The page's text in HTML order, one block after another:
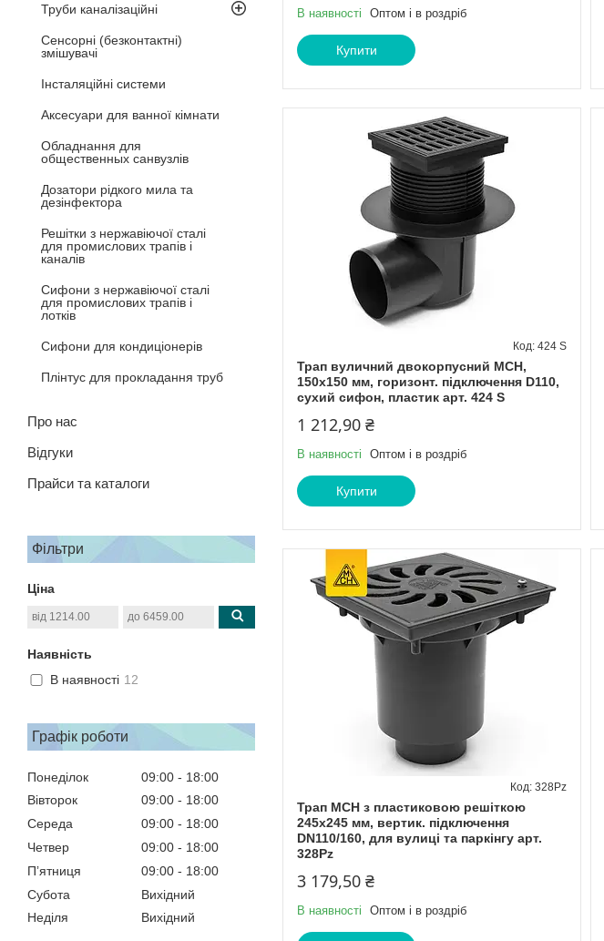
Труби каналізаційні
Сенсорні (безконтактні)
змішувачі
Інсталяційні системи
Аксесуари для ванної кімнати
Обладнання для
общественных санвузлів
Дозатори рідкого мила та
дезінфектора
Решітки з нержавіючої сталі
для промислових трапів і
каналів
Сифони з нержавіючої сталі
для промислових трапів і
лотків
Сифони для кондиціонерів
Плінтус для прокладання труб
Про нас
Відгуки
Прайси та каталоги
Фільтри
Ціна
Наявність
В наявності 12
Графік роботи
Понеділок 09:00
18:00
Вівторок
09:00
18:00
Середа
09:00
18:00
Четвер
09:00
18:00
Пʼятниця
09:00
18:00
Субота
Вихідний
Неділя
Вихідний
В наявності Оптом і в роздріб
Купити
Трап вуличний двокорпусний МСН,
150х150 мм, горизонт. підключення D110,
сухий сифон, пластик арт. 424 S
424 S
1 212,90 ₴
В наявності Оптом і в роздріб
Купити
Трап МСН з пластиковою решіткою
245х245 мм, вертик. підключення
DN110/160, для вулиці та паркінгу арт.
328Pz
328Pz
3 179,50 ₴
В наявності Оптом і в роздріб